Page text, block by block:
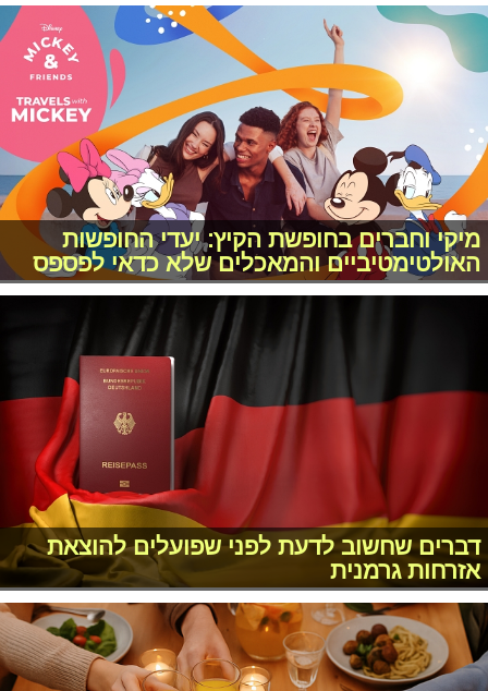
מיקי וחברים בחופשת הקיץ: יעדי החופשות
האולטימטיביים והמאכלים שלא כדאי לפספס
דברים שחשוב לדעת לפני שפועלים להוצאת
אזרחות גרמנית